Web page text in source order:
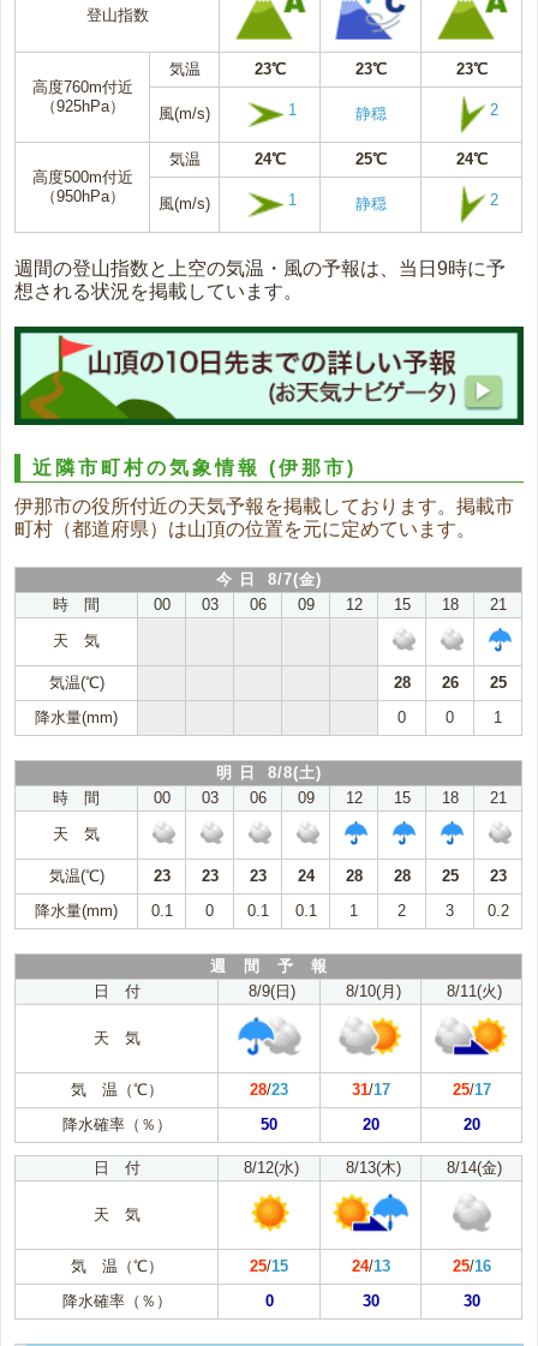
登山指数
高度760m付近
（925hPa）
気温 23℃ 23℃ 23℃
風(m/s) 1 静穏 2
高度500m付近
（950hPa）
気温 24℃ 25℃ 24℃
風(m/s) 1 静穏 2
週間の登山指数と上空の気温・風の予報は、当日9時に予
想される状況を掲載しています。
近隣市町村の気象情報(伊那市)
伊那市の役所付近の天気予報を掲載しております。掲載市
町村（都道府県）は山頂の位置を元に定めています。
今 日 8/7(金)
時 間
00 03 06 09 12 15 18
21
天 気
気温(℃) 28 26
25
降水量(mm)
0 0 1
明 日 8/8(土)
時 間
00 03 06 09 12 15 18
21
天 気
気温(℃) 23 23 23 24 28 28 25
23
降水量(mm)
0.1 0 0.1 0.1 1 2 3 0.2
週 間 予 報
日 付
8/9(日) 8/10(月) 8/11(火)
天 気
気 温（℃） 28/23 31/17 25/17
降水確率（％）
50 20 20
日 付 8/12(水) 8/13(木) 8/14(金)
天 気
気 温（℃） 25/15 24/13 25/16
降水確率（％）
0 30 30